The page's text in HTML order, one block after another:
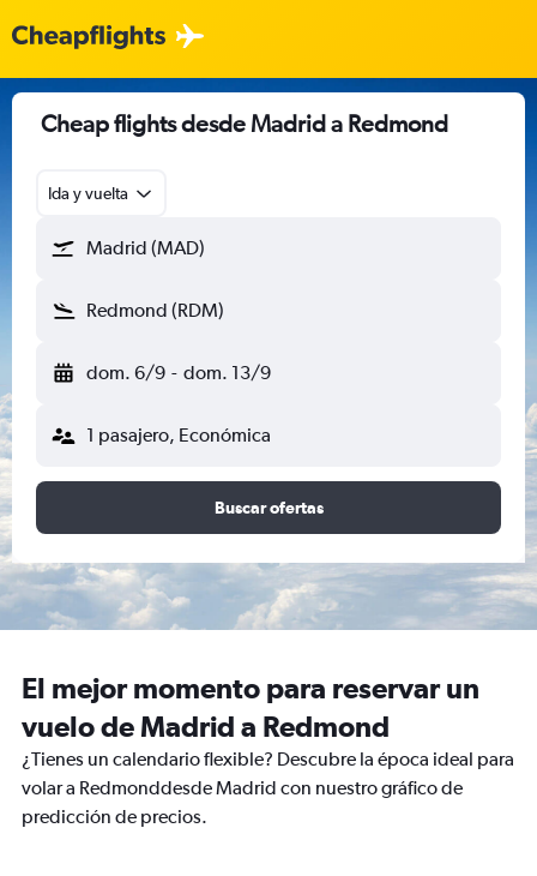
Cheap flights desde Madrid a Redmond
Ida y vuelta
Madrid (MAD)
Redmond (RDM)
dom. 6/9 - dom. 13/9
1 pasajero, Económica
Buscar ofertas
El mejor momento para reservar un
vuelo de Madrid a Redmond
¿Tienes un calendario flexible? Descubre la época ideal para
volar a Redmonddesde Madrid con nuestro gráfico de
predicción de precios.